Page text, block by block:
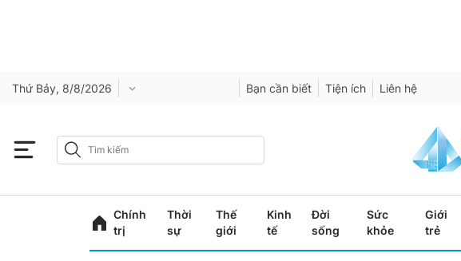
Thứ Bảy, 8/8/2026 Bạn cần biết Tiện ích Liên hệ
Chính
trị
Thời
sự
Thế
giới
Kinh
tế
Đời
sống
Sức
khỏe
Giới
trẻ